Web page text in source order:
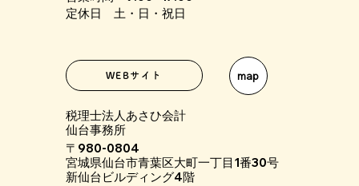
定休日 土・日・祝日
WEBサイト map
税理士法人あさひ会計
仙台事務所
〒980-0804
宮城県仙台市青葉区大町一丁目1番30号
新仙台ビルディング4階